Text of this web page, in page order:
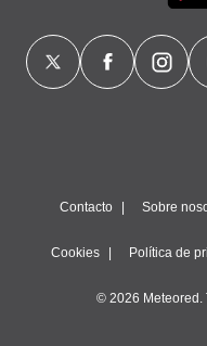
Contacto Sobre
Cookies Política de
© 2026 Meteored.